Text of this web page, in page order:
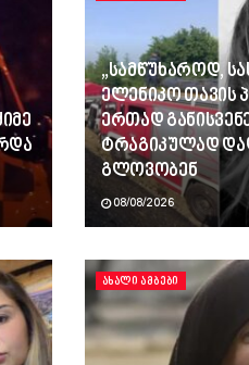
„სამწუხაროდ,
ელენიკო თავის
ერთად
ტრაგიკულად
გლოვობენ
08/08/2026
ᲐᲮᲐᲚᲘ ᲐᲛᲑᲔᲑᲘ